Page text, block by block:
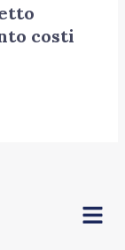
costi
Menu